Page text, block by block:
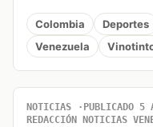
Colombia Deportes
Venezuela
NOTICIAS PUBLICADO 5
REDACCIÓN NOTICIAS